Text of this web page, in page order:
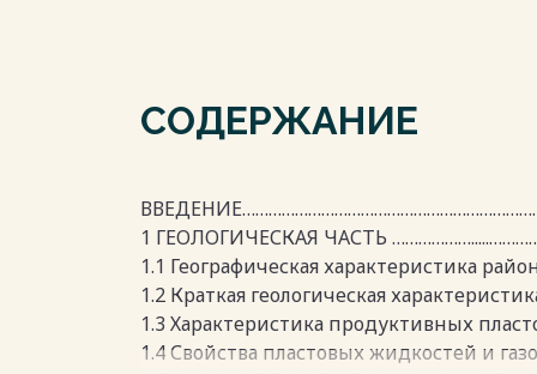
СОДЕРЖАНИЕ
1 ГЕОЛОГИЧЕСКАЯ ЧАСТЬ
1.1 Географическая характеристика
1.2 Краткая геологическая
1.3 Характеристика продуктивных
1.4 Свойства пластовых жидкостей и